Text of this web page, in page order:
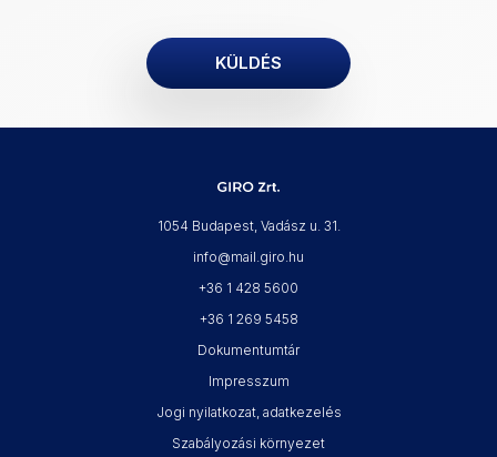
1054 Budapest, Vadász u. 31.
info@mail.giro.hu
+36 1 428 5600
+36 1 269 5458
Dokumentumtár
Impresszum
Jogi nyilatkozat, adatkezelés
Szabályozási környezet